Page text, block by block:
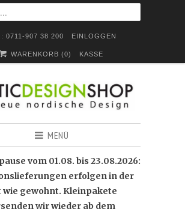
0711-907 38 200 EINLOGGEN
WARENKORB (0) KASSE
MENÜ
vom 01.08. bis 23.08.2026:
erfolgen in der
wie gewohnt. Kleinpakete
wir wieder ab dem